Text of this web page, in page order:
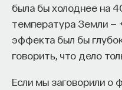
была бы холоднее на
температура Земли —
эффекта был бы
говорить, что дело
Если мы заговорили о